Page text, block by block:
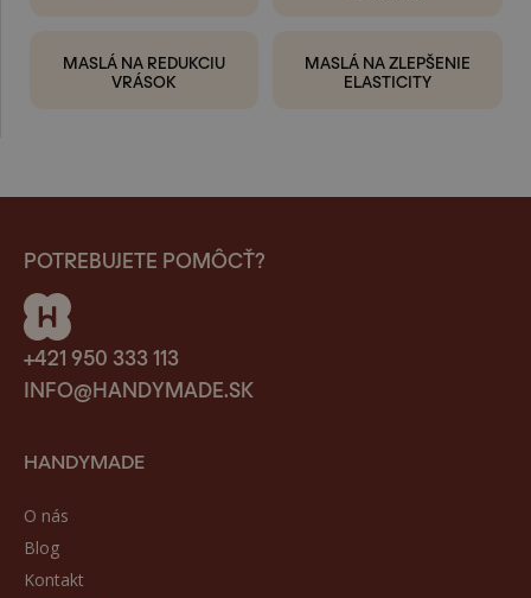
MASLÁ NA REDUKCIU
VRÁSOK
MASLÁ NA ZLEPŠENIE
ELASTICITY
POTREBUJETE POMÔCŤ?
+421 950 333 113
INFO@HANDYMADE.SK
HANDYMADE
O nás
Blog
Kontakt